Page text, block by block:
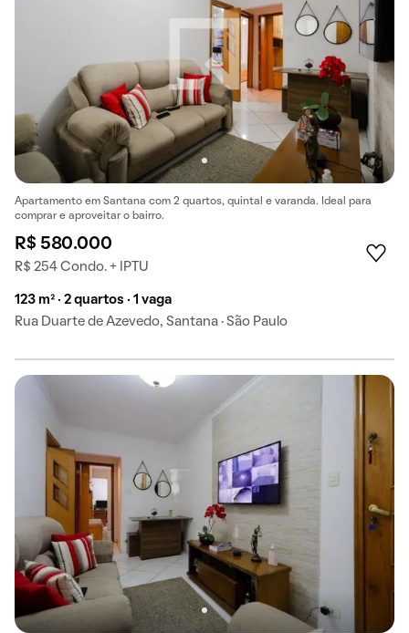
Apartamento em Santana com 2 quartos, quintal e varanda. Ideal para
comprar e aproveitar o bairro.
R$ 580.000
R$ 254 Condo. + IPTU
123 m² · 2 quartos · 1 vaga
Rua Duarte de Azevedo, Santana · São Paulo